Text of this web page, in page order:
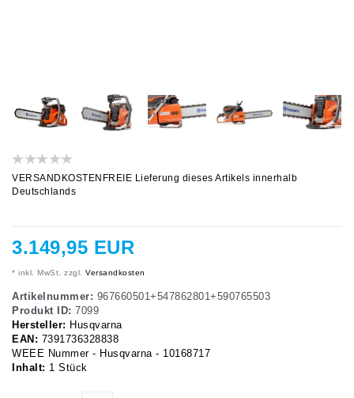
VERSANDKOSTENFREIE Lieferung dieses Artikels innerhalb
Deutschlands
3.149,95 EUR
* inkl. MwSt. zzgl. Versandkosten
Artikelnummer: 967660501+547862801+590765503
Produkt ID: 7099
Hersteller: Husqvarna
EAN: 7391736328838
WEEE Nummer - Husqvarna - 10168717
Inhalt: 1 Stück